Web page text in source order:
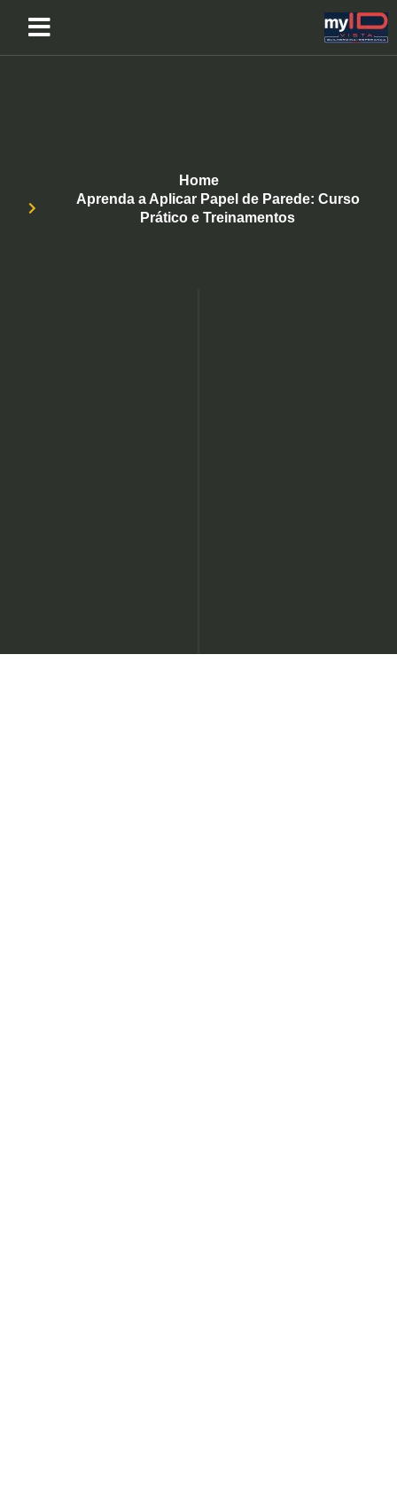
Home
Aprenda a Aplicar Papel de Parede: Curso
Prático e Treinamentos